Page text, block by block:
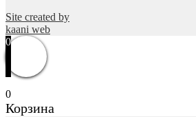
Site created by
kaani web
0
0
Корзина